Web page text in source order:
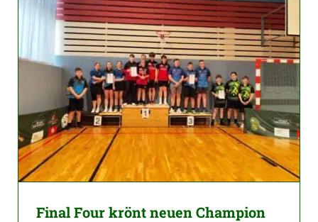
Final Four krönt neuen Champion